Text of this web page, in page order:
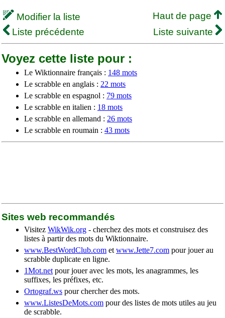
Modifier la liste
Haut de page
Liste précédente
Liste suivante
Voyez cette liste pour :
Le Wiktionnaire français : 148 mots
Le scrabble en anglais : 22 mots
Le scrabble en espagnol : 79 mots
Le scrabble en italien : 18 mots
Le scrabble en allemand : 26 mots
Le scrabble en roumain : 43 mots
Sites web recommandés
Visitez WikWik.org - cherchez des mots et construisez des
listes à partir des mots du Wiktionnaire.
www.BestWordClub.com et www.Jette7.com pour jouer au
scrabble duplicate en ligne.
1Mot.net pour jouer avec les mots, les anagrammes, les
suffixes, les préfixes, etc.
Ortograf.ws pour chercher des mots.
www.ListesDeMots.com pour des listes de mots utiles au jeu
de scrabble.